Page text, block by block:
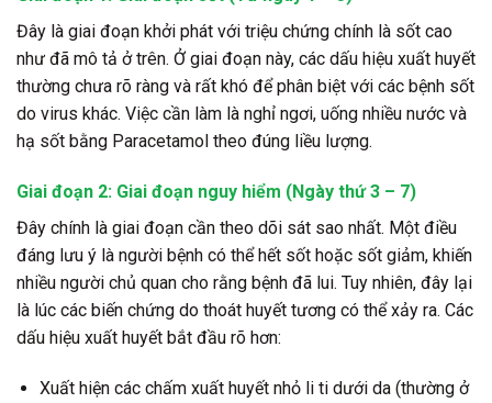
Đây là giai đoạn khởi phát với triệu chứng chính là sốt cao
như đã mô tả ở trên. Ở giai đoạn này, các dấu hiệu xuất huyết
thường chưa rõ ràng và rất khó để phân biệt với các bệnh sốt
do virus khác. Việc cần làm là nghỉ ngơi, uống nhiều nước và
hạ sốt bằng Paracetamol theo đúng liều lượng.
Giai đoạn 2: Giai đoạn nguy hiểm (Ngày thứ 3 – 7)
Đây chính là giai đoạn cần theo dõi sát sao nhất. Một điều
đáng lưu ý là người bệnh có thể hết sốt hoặc sốt giảm, khiến
nhiều người chủ quan cho rằng bệnh đã lui. Tuy nhiên, đây lại
là lúc các biến chứng do thoát huyết tương có thể xảy ra. Các
dấu hiệu xuất huyết bắt đầu rõ hơn:
Xuất hiện các chấm xuất huyết nhỏ li ti dưới da (thường ở